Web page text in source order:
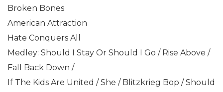
Broken Bones
American Attraction
Hate Conquers All
Medley: Should I Stay Or Should I Go / Rise Above /
Fall Back Down /
If The Kids Are United / She / Blitzkrieg Bop / Should